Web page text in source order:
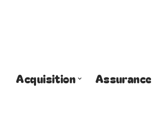
Acquisition Assurance